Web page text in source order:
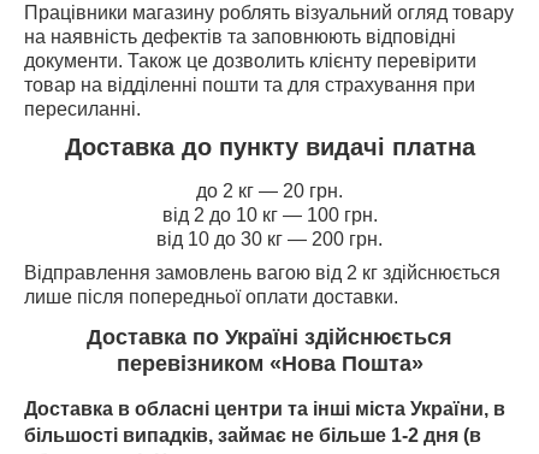
Працівники магазину роблять візуальний огляд товару
на наявність дефектів та заповнюють відповідні
документи. Також це дозволить клієнту перевірити
товар на відділенні пошти та для страхування при
пересиланні.
Доставка до пункту видачі платна
до 2 кг — 20 грн.
від 2 до 10 кг — 100 грн.
від 10 до 30 кг — 200 грн.
Відправлення замовлень вагою від 2 кг здійснюється
лише після попередньої оплати доставки.
Доставка по Україні здійснюється
перевізником «Нова Пошта»
Доставка в обласні центри та інші міста України, в
більшості випадків, займає не більше 1-2 дня (в